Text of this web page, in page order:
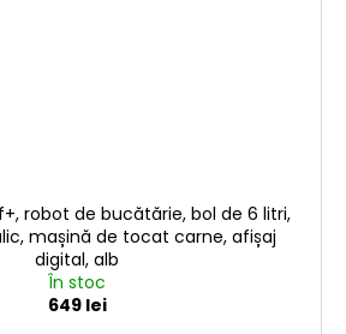
robot de bucătărie, bol de 6 litri,
mașină de tocat carne, afișaj
digital, alb
În stoc
649 lei